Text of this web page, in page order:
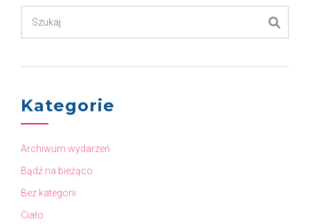
Kategorie
Archiwum wydarzeń
Bądź na bieżąco
Bez kategorii
Ciało